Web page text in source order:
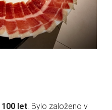
100 let. Bylo založeno v